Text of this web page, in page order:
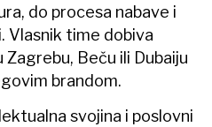
do procesa nabave i
Vlasnik time dobiva
Beču ili Dubaiju
brandom.
svojina i poslovni